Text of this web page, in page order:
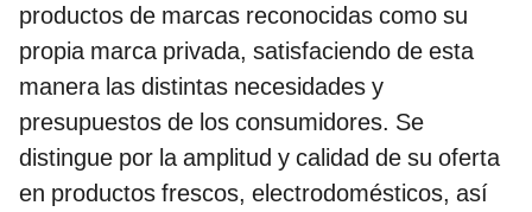
productos de marcas reconocidas como su
propia marca privada, satisfaciendo de esta
manera las distintas necesidades y
presupuestos de los consumidores. Se
distingue por la amplitud y calidad de su oferta
en productos frescos, electrodomésticos, así